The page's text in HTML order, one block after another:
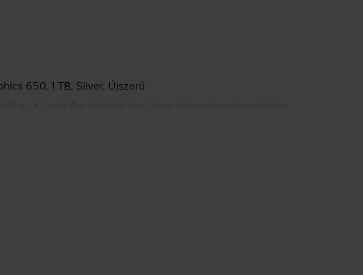
650, 1 TB, Silver, Újszerű
amely LED háttérvilágítással és IPS technológiával rendelkezik,
alkalmas online ülésekhez. A MacBook Pro 13” Touch Bar 2017
vezeték nélküli böngészést vagy 10 órás videólejátszást is